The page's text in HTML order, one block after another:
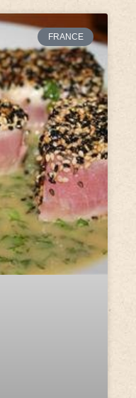
FRANCE